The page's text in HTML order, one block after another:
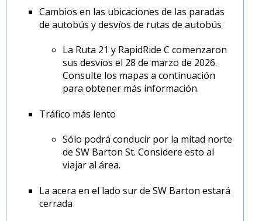
Cambios en las ubicaciones de las paradas
de autobús y desvíos de rutas de autobús
La Ruta 21 y RapidRide C comenzaron
sus desvíos el 28 de marzo de 2026.
Consulte los mapas a continuación
para obtener más información.
Tráfico más lento
Sólo podrá conducir por la mitad norte
de SW Barton St. Considere esto al
viajar al área.
La acera en el lado sur de SW Barton estará
cerrada